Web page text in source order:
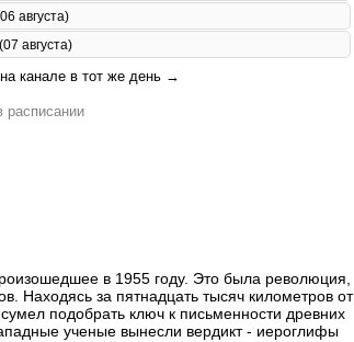
августа)
(07 августа)
на канале в тот же день →
расписании
в 1955 году. Это была революция,
Находясь за пятнадцать тысяч километров от
подобрать ключ к письменности древних
ученые вынесли вердикт - иероглифы